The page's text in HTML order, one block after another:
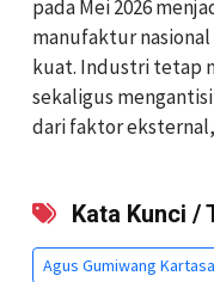
pada Mei 2026
manufaktur
kuat. Industri tetap
sekaligus
dari faktor
Kata Kunci /
Agus Gumiwang